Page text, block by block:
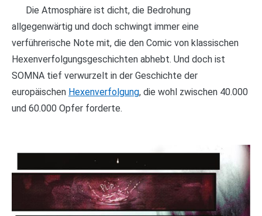
Die Atmosphäre ist dicht, die Bedrohung
allgegenwärtig und doch schwingt immer eine
verführerische Note mit, die den Comic von klassischen
Hexenverfolgungsgeschichten abhebt. Und doch ist
SOMNA tief verwurzelt in der Geschichte der
europäischen Hexenverfolgung, die wohl zwischen 40.000
und 60.000 Opfer forderte.